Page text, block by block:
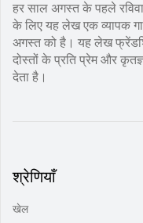
हर साल अगस्त के पहले
के लिए यह लेख एक व्यापक
अगस्त को है। यह लेख
दोस्तों के प्रति प्रेम और
देता है।
श्रेणियाँ
खेल